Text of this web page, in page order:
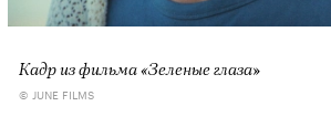
Кадр из фильма «Зеленые глаза»
© JUNE FILMS